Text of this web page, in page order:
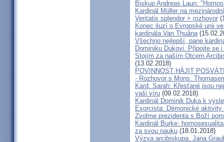
Biskup Andreas Laun:
Kardinál Müller na
Veritatis splendor + rozhovor
Konec iluzí o Evropské unii
kardinála Van Thuâna
Všechno nejlepší, pane
Dominiku Dukovi. Připojte se
Stojím za naším Otcem
(13.02.2018)
POVINNOST HÁJIT
- Rozhovor s Mons.
Kard. Sarah: Křesťané jsou
vaši víru (09.02.2018)
Kardinál Dominik Duka k
Exorcista: Démonické
Zvolme prezidenta s Boží
Kardinál Burke:
za svou nauku (18.01.2018)
Výzva arcibiskupa. Jana